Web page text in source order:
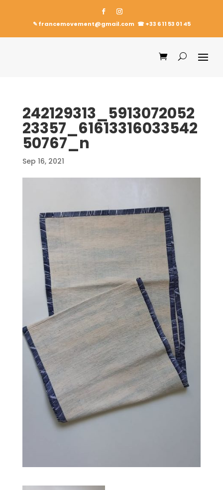
✎ francemovement@gmail.com ☎︎+33 6 11 53 01 45
242129313_5913072052
23357_61613316033542
50767_n
Sep 16, 2021